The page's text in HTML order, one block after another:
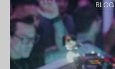
BLOG